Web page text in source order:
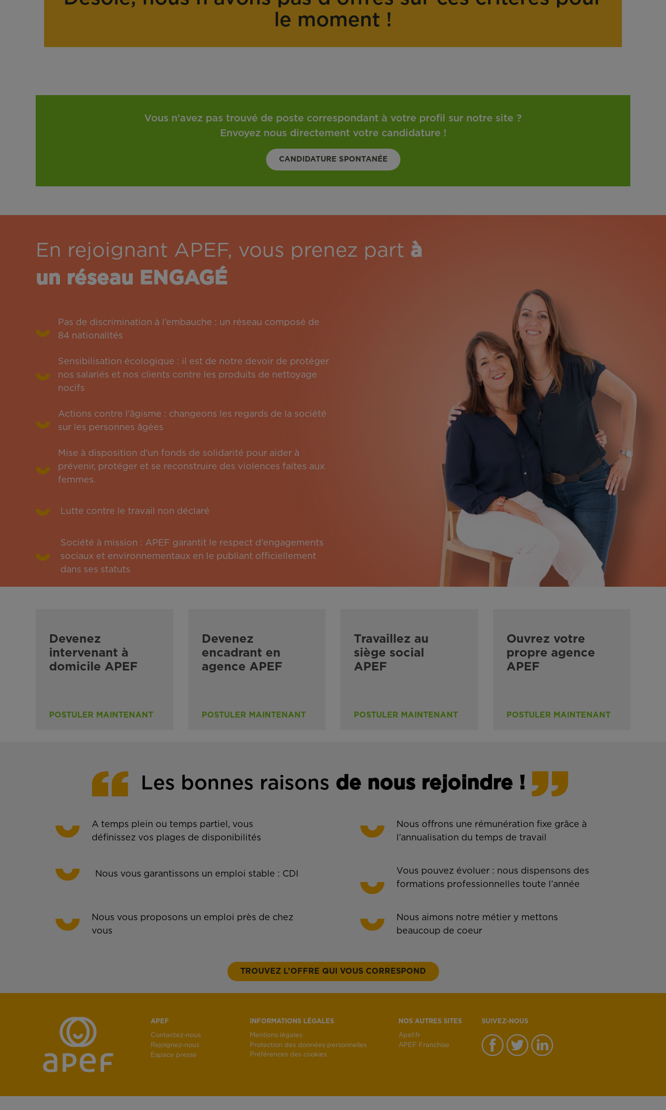
r
le moment !
Vous n'avez pas trouvé de poste correspondant à votre profil sur notre site ?
Envoyez nous directement votre candidature !
CANDIDATURE SPONTANÉE
En rejoignant APEF, vous prenez part à
un réseau ENGAGÉ
Pas de discrimination à l’embauche : un réseau composé de
84 nationalités
Sensibilisation écologique : il est de notre devoir de protéger
nos salariés et nos clients contre les produits de nettoyage
nocifs
Actions contre l’âgisme : changeons les regards de la société
sur les personnes âgées
Mise à disposition d’un fonds de solidarité pour aider à
prévenir, protéger et se reconstruire des violences faites aux
femmes.
Lutte contre le travail non déclaré
Société à mission : APEF garantit le respect d'engagements
sociaux et environnementaux en le publiant officiellement
dans ses statuts
Devenez
intervenant à
domicile APEF
POSTULER MAINTENANT
Devenez
encadrant en
agence APEF
POSTULER MAINTENANT
Travaillez au
siège social
APEF
POSTULER MAINTENANT
Ouvrez votre
propre agence
APEF
POSTULER MAINTENANT
Les bonnes raisons de nous rejoindre !
A temps plein ou temps partiel, vous
définissez vos plages de disponibilités
Nous offrons une rémunération fixe grâce à
l’annualisation du temps de travail
Nous vous garantissons un emploi stable : CDI
Vous pouvez évoluer : nous dispensons des
formations professionnelles toute l’année
Nous vous proposons un emploi près de chez
vous
Nous aimons notre métier y mettons
beaucoup de coeur
TROUVEZ L’OFFRE QUI VOUS CORRESPOND
APEF
Contactez-nous
Rejoignez-nous
Espace presse
INFORMATIONS LÉGALES
Mentions légales
Protection des données personnelles
Préférences des cookies
NOS AUTRES SITES
Apef.fr
APEF Franchise
SUIVEZ-NOUS